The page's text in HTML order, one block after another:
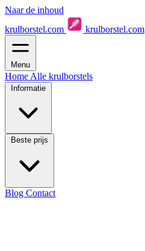
Naar de inhoud
krulborstel.com
krulborstel.com
Menu
Home Alle krulborstels
Informatie
Beste prijs
Blog Contact